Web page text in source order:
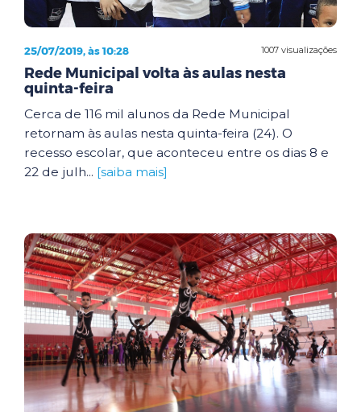
1007 visualizações
25/07/2019, às 10:28
Rede Municipal volta às aulas nesta
quinta-feira
Cerca de 116 mil alunos da Rede Municipal
retornam às aulas nesta quinta-feira (24). O
recesso escolar, que aconteceu entre os dias 8 e
22 de julh... [saiba mais]